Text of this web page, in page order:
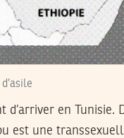
en Tunisie.
est une